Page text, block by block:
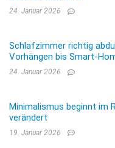
24. Januar 2026
Schlafzimmer richtig
Vorhängen bis Smart-
24. Januar 2026
Minimalismus beginnt im
verändert
19. Januar 2026